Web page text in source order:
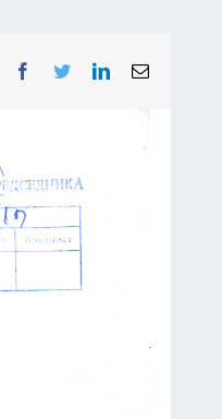
Facebook
TwitterLinkedInEmail